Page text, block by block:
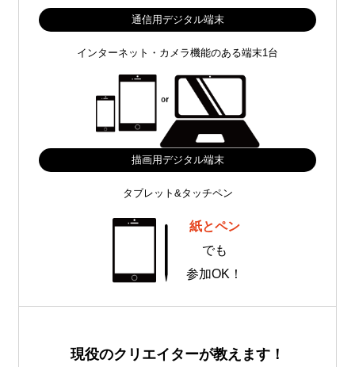
通信用デジタル端末
インターネット・カメラ機能のある端末1台
描画用デジタル端末
タブレット&タッチペン
紙とペン
でも
参加OK！
現役のクリエイターが教えます！